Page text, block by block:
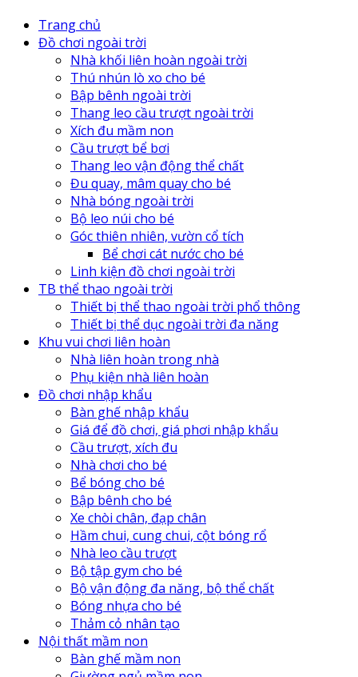
Trang chủ
Đồ chơi ngoài trời
Nhà khối liên hoàn ngoài trời
Thú nhún lò xo cho bé
Bập bênh ngoài trời
Thang leo cầu trượt ngoài trời
Xích đu mầm non
Cầu trượt bể bơi
Thang leo vận động thể chất
Đu quay, mâm quay cho bé
Nhà bóng ngoài trời
Bộ leo núi cho bé
Góc thiên nhiên, vườn cổ tích
Bể chơi cát nước cho bé
Linh kiện đồ chơi ngoài trời
TB thể thao ngoài trời
Thiết bị thể thao ngoài trời phổ thông
Thiết bị thể dục ngoài trời đa năng
Khu vui chơi liên hoàn
Nhà liên hoàn trong nhà
Phụ kiện nhà liên hoàn
Đồ chơi nhập khẩu
Bàn ghế nhập khẩu
Giá để đồ chơi, giá phơi nhập khẩu
Cầu trượt, xích đu
Nhà chơi cho bé
Bể bóng cho bé
Bập bênh cho bé
Xe chòi chân, đạp chân
Hầm chui, cung chui, cột bóng rổ
Nhà leo cầu trượt
Bộ tập gym cho bé
Bộ vận động đa năng, bộ thể chất
Bóng nhựa cho bé
Thảm cỏ nhân tạo
Nội thất mầm non
Bàn ghế mầm non